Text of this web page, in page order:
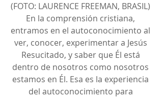
(FOTO: LAURENCE FREEMAN, BRASIL)
En la comprensión cristiana,
entramos en el autoconocimiento al
ver, conocer, experimentar a Jesús
Resucitado, y saber que Él está
dentro de nosotros como nosotros
estamos en Él. Esa es la experiencia
del autoconocimiento para